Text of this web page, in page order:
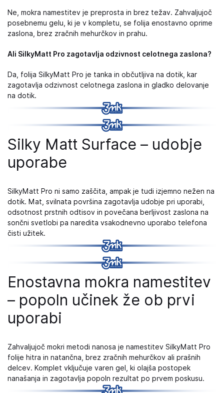
Ne, mokra namestitev je preprosta in brez težav. Zahvaljujoč
posebnemu gelu, ki je v kompletu, se folija enostavno oprime
zaslona, ​​brez zračnih mehurčkov in prahu.
Ali SilkyMatt Pro zagotavlja odzivnost celotnega zaslona?
Da, folija SilkyMatt Pro je tanka in občutljiva na dotik, kar
zagotavlja odzivnost celotnega zaslona in gladko delovanje
na dotik.
Silky Matt Surface – udobje
uporabe
SilkyMatt Pro ni samo zaščita, ampak je tudi izjemno nežen na
dotik. Mat, svilnata površina zagotavlja udobje pri uporabi,
odsotnost prstnih odtisov in povečana berljivost zaslona na
sončni svetlobi pa naredita vsakodnevno uporabo telefona
čisti užitek.
Enostavna mokra namestitev
– popoln učinek že ob prvi
uporabi
Zahvaljujoč mokri metodi nanosa je namestitev SilkyMatt Pro
folije hitra in natančna, brez zračnih mehurčkov ali prašnih
delcev. Komplet vključuje varen gel, ki olajša postopek
nanašanja in zagotavlja popoln rezultat po prvem poskusu.